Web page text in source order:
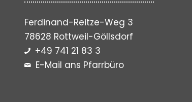
Ferdinand-Reitze-Weg 3
78628 Rottweil-Göllsdorf
+49 741 21 83 3
E-Mail ans Pfarrbüro